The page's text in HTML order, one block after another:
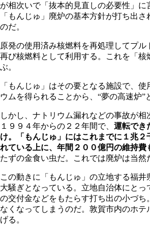
が相次いで「抜本的見直しの必要性」に
「もんじゅ」廃炉の基本方針が打ち出
のだ。
原発の使用済み核燃料を再処理してプル
再び核燃料として利用する。これを「核
ぶ。
「もんじゅ」はその要となる施設で、
ウムを得られることから、“夢の高速炉”
しかし、ナトリウム漏れなどの事故が相
１９９４年からの２２年間で、 運転でき
け。「もんじゅ」にはこれまでに１兆２
れている上に、年間２００億円の維持費
たずの金食い虫だ。これでは廃炉は当然
この動きに「もんじゅ」の立地する福
大騒ぎとなっている。立地自治体にとっ
の交付金などをもたらす打ち出の小づち
なくなってしまうのだ。敦賀市内のホテ
げる。